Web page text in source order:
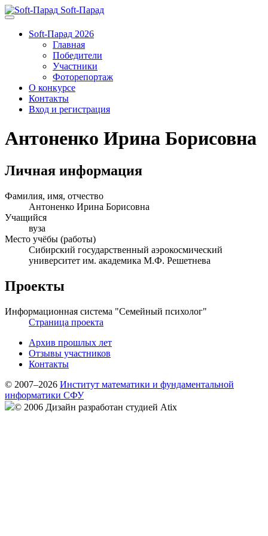
Soft-Парад
Soft-Парад 2026
Главная
Победители
Участники
Фоторепортаж
О конкурсе
Контакты
Вход и регистрация
Антоненко Ирина Борисовна
Личная информация
Фамилия, имя, отчество
Антоненко Ирина Борисовна
Учащийся
вуза
Место учёбы (работы)
Сибирский государственный аэрокосмический
университет им. академика М.Ф. Решетнева
Проекты
Информационная система "Семейный психолог"
Страница проекта
Архив прошлых лет
Отзывы участников
Контакты
© 2007–2026 Институт математики и фундаментальной
информатики СФУ
© 2006 Дизайн разработан студией Atix